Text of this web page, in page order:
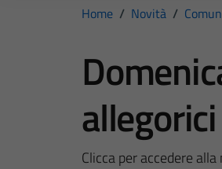
Home / Novità /
allegorici
Clicca per accedere